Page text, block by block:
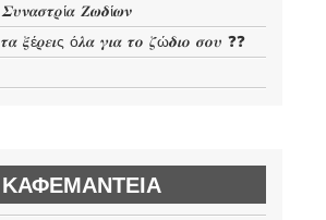
𝜡𝝎𝜹ί𝝎𝝂
𝝃έ𝝆𝜺𝜾ς ό𝝀𝜶 𝜸𝜾𝜶 𝝉𝝄 𝜻ώ𝜹𝜾𝝄 𝝈𝝄𝝊 ❓❓
ΚΑΦΕΜΑΝΤΕΊΑ